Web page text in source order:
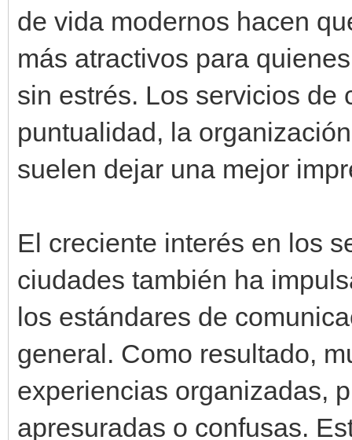
de vida modernos hacen
más atractivos para
sin estrés. Los servicios de
puntualidad, la
suelen dejar una mejor
El creciente interés en los
ciudades también ha
los estándares de
general. Como resultado,
experiencias organizadas,
apresuradas o confusas.